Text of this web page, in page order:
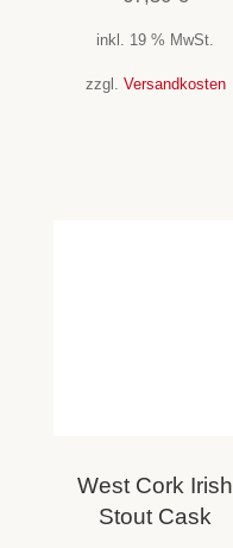
inkl. 19 % MwSt.
zzgl. Versandkosten
West Cork Irish
Stout Cask